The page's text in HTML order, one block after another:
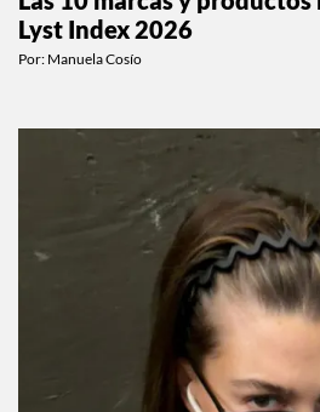
Lyst Index 2026
Por: Manuela Cosío